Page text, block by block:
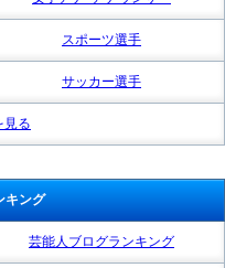
スポーツ選手
サッカー選手
見る
キング
芸能人ブログランキング